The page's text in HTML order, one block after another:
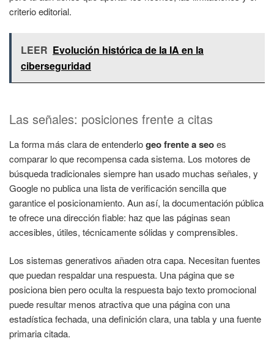
criterio editorial.
LEER Evolución histórica de la IA en la
ciberseguridad
Las señales: posiciones frente a citas
La forma más clara de entenderlogeo frente a seoes
comparar lo que recompensa cada sistema. Los motores de
búsqueda tradicionales siempre han usado muchas señales, y
Google no publica una lista de verificación sencilla que
garantice el posicionamiento. Aun así, la documentación pública
te ofrece una dirección fiable: haz que las páginas sean
accesibles, útiles, técnicamente sólidas y comprensibles.
Los sistemas generativos añaden otra capa. Necesitan fuentes
que puedan respaldar una respuesta. Una página que se
posiciona bien pero oculta la respuesta bajo texto promocional
puede resultar menos atractiva que una página con una
estadística fechada, una definición clara, una tabla y una fuente
primaria citada.